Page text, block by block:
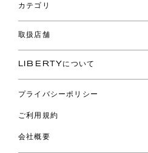
ショッピングバッグ
お問い合わせ
よくあるご質問
ご利用ガイド
カテゴリ
コレクション
ファブリックス
バッグ
ウェア
ライフスタイル
スペシャル
取扱店舗
リバティ・ファブリックス
LIBERTYについて
プライバシーポリシー
ご利用規約
会社概要